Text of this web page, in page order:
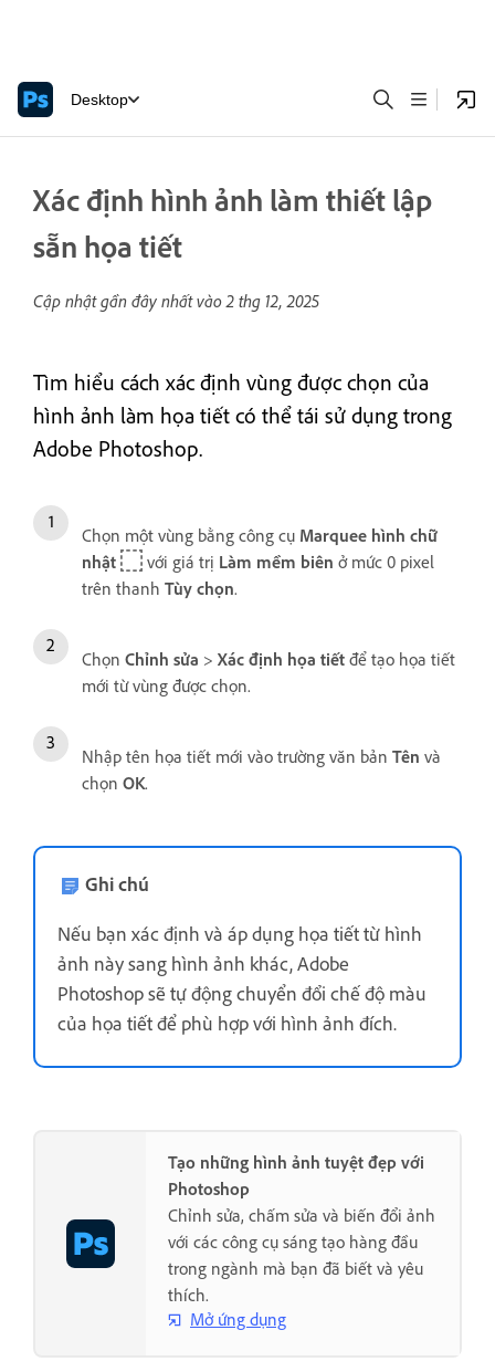
Desktop
Xác định hình ảnh làm thiết lập
sẵn họa tiết
Cập nhật gần đây nhất vào2 thg 12, 2025
Tìm hiểu cách xác định vùng được chọn của
hình ảnh làm họa tiết có thể tái sử dụng trong
Adobe Photoshop.
Chọn một vùng bằng công cụ Marquee hình chữ
nhật
với giá trị Làm mềm biên ở mức 0 pixel
trên thanh Tùy chọn.
Chọn Chỉnh sửa > Xác định họa tiết để tạo họa tiết
mới từ vùng được chọn.
Nhập tên họa tiết mới vào trường văn bản Tên và
chọn OK.
Ghi chú
Nếu bạn xác định và áp dụng họa tiết từ hình
ảnh này sang hình ảnh khác, Adobe
Photoshop sẽ tự động chuyển đổi chế độ màu
của họa tiết để phù hợp với hình ảnh đích.
Tạo những hình ảnh tuyệt đẹp với
Photoshop
Chỉnh sửa, chấm sửa và biến đổi ảnh
với các công cụ sáng tạo hàng đầu
trong ngành mà bạn đã biết và yêu
thích.
Mở ứng dụng